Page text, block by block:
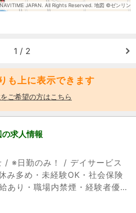
JAPAN. All Rights Reserved. 地図 ©ゼンリン
1 / 2
も上に表示できます
をご希望の方はこちら
求人情報
/ ※日勤のみ！ / デイサービス
み多め・未経験OK・社会保険
あり・職場内禁煙・経験者優